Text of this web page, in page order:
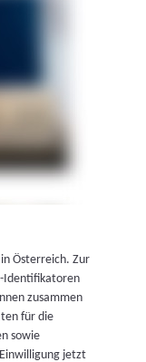
Österreich. Zur
Identifikatoren
zusammen
für die
sowie
jetzt